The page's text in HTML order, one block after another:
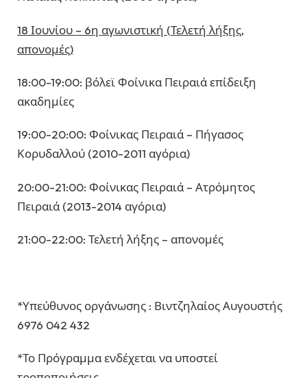
18 Ιουνίου – 6η αγωνιστική (Τελετή λήξης,
απονομές)
18:00-19:00: βόλεϊ Φοίνικα Πειραιά επίδειξη
ακαδημίες
19:00-20:00: Φοίνικας Πειραιά – Πήγασος
Κορυδαλλού (2010-2011 αγόρια)
20:00-21:00: Φοίνικας Πειραιά – Ατρόμητος
Πειραιά (2013-2014 αγόρια)
21:00-22:00: Τελετή λήξης – απονομές
*Υπεύθυνος οργάνωσης : Βιντζηλαίος Αυγουστής
6976 042 432
*Το Πρόγραμμα ενδέχεται να υποστεί